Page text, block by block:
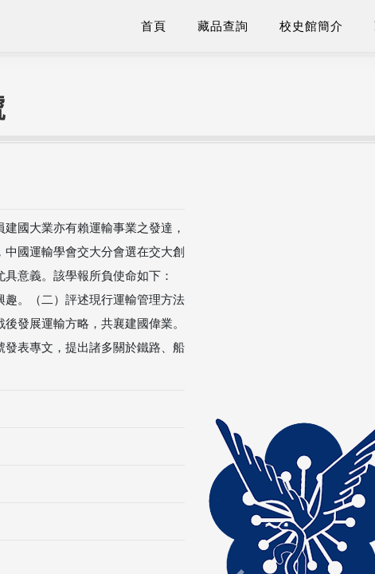
首頁 藏品查詢 校史館簡介
國大業亦有賴運輸事業之發達，
國運輸學會交大分會選在交大創
意義。該學報所負使命如下：
趣。（二）評述現行運輸管理方法
發展運輸方略，共襄建國偉業。
表專文，提出諸多關於鐵路、船